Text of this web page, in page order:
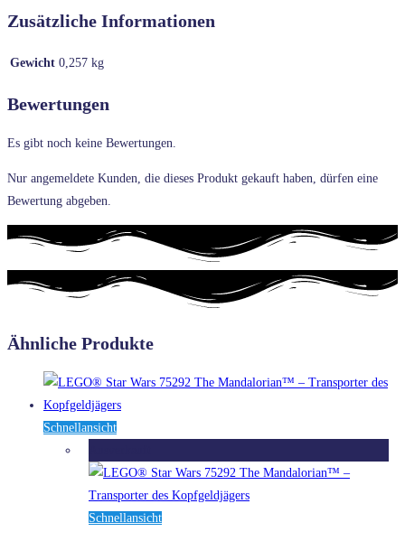
Zusätzliche Informationen
Gewicht 0,257 kg
Bewertungen
Es gibt noch keine Bewertungen.
Nur angemeldete Kunden, die dieses Produkt gekauft haben, dürfen eine
Bewertung abgeben.
Ähnliche Produkte
Schnellansicht
Schnellansicht